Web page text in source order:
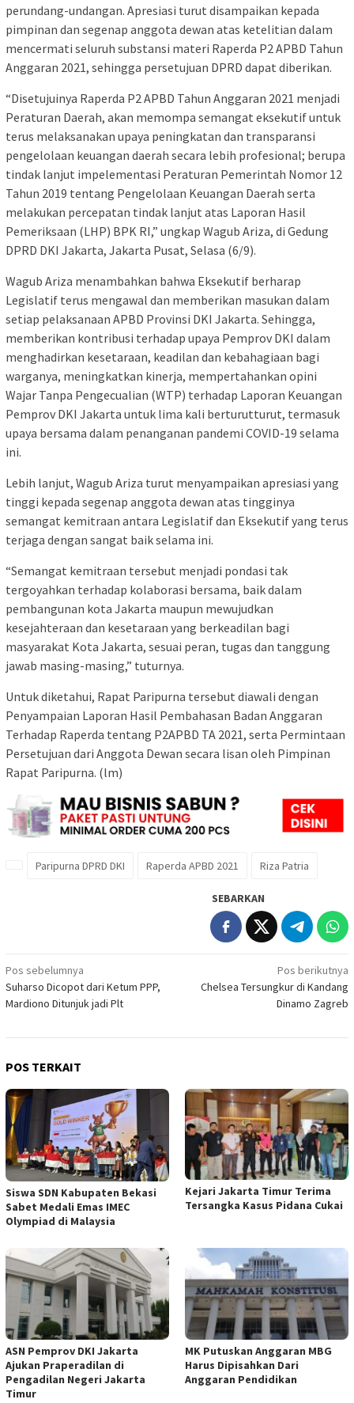
perundang-undangan. Apresiasi turut disampaikan kepada
pimpinan dan segenap anggota dewan atas ketelitian dalam
mencermati seluruh substansi materi Raperda P2 APBD Tahun
Anggaran 2021, sehingga persetujuan DPRD dapat diberikan.
“Disetujuinya Raperda P2 APBD Tahun Anggaran 2021 menjadi
Peraturan Daerah, akan memompa semangat eksekutif untuk
terus melaksanakan upaya peningkatan dan transparansi
pengelolaan keuangan daerah secara lebih profesional; berupa
tindak lanjut impelementasi Peraturan Pemerintah Nomor 12
Tahun 2019 tentang Pengelolaan Keuangan Daerah serta
melakukan percepatan tindak lanjut atas Laporan Hasil
Pemeriksaan (LHP) BPK RI,” ungkap Wagub Ariza, di Gedung
DPRD DKI Jakarta, Jakarta Pusat, Selasa (6/9).
Wagub Ariza menambahkan bahwa Eksekutif berharap
Legislatif terus mengawal dan memberikan masukan dalam
setiap pelaksanaan APBD Provinsi DKI Jakarta. Sehingga,
memberikan kontribusi terhadap upaya Pemprov DKI dalam
menghadirkan kesetaraan, keadilan dan kebahagiaan bagi
warganya, meningkatkan kinerja, mempertahankan opini
Wajar Tanpa Pengecualian (WTP) terhadap Laporan Keuangan
Pemprov DKI Jakarta untuk lima kali berturutturut, termasuk
upaya bersama dalam penanganan pandemi COVID-19 selama
ini.
Lebih lanjut, Wagub Ariza turut menyampaikan apresiasi yang
tinggi kepada segenap anggota dewan atas tingginya
semangat kemitraan antara Legislatif dan Eksekutif yang terus
terjaga dengan sangat baik selama ini.
“Semangat kemitraan tersebut menjadi pondasi tak
tergoyahkan terhadap kolaborasi bersama, baik dalam
pembangunan kota Jakarta maupun mewujudkan
kesejahteraan dan kesetaraan yang berkeadilan bagi
masyarakat Kota Jakarta, sesuai peran, tugas dan tanggung
jawab masing-masing,” tuturnya.
Untuk diketahui, Rapat Paripurna tersebut diawali dengan
Penyampaian Laporan Hasil Pembahasan Badan Anggaran
Terhadap Raperda tentang P2APBD TA 2021, serta Permintaan
Persetujuan dari Anggota Dewan secara lisan oleh Pimpinan
Rapat Paripurna. (lm)
Paripurna DPRD DKI Raperda APBD 2021 Riza Patria
SEBARKAN
Navigasi
pos
Pos sebelumnya
Suharso Dicopot dari Ketum PPP,
Mardiono Ditunjuk jadi Plt
Pos berikutnya
Chelsea Tersungkur di Kandang
Dinamo Zagreb
POS TERKAIT
Siswa SDN Kabupaten Bekasi
Sabet Medali Emas IMEC
Olympiad di Malaysia
Kejari Jakarta Timur Terima
Tersangka Kasus Pidana Cukai
ASN Pemprov DKI Jakarta
Ajukan Praperadilan di
Pengadilan Negeri Jakarta
Timur
MK Putuskan Anggaran MBG
Harus Dipisahkan Dari
Anggaran Pendidikan